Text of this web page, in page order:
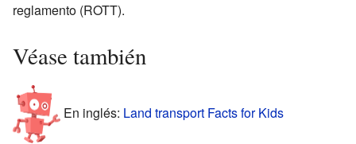
reglamento (ROTT).
Véase también
En inglés: Land transport Facts for Kids